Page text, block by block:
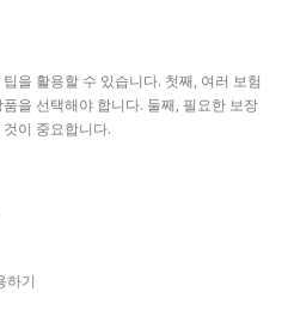
을 활용할 수 있습니다. 첫째, 여러 보험
을 선택해야 합니다. 둘째, 필요한 보장
이 중요합니다.
하기